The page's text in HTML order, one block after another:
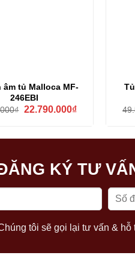
âm tủ Malloca MF-
246EBI
₫ Giá
22.790.000₫Giá
KÝ TƯ
tôi sẽ gọi lại tư vấn &